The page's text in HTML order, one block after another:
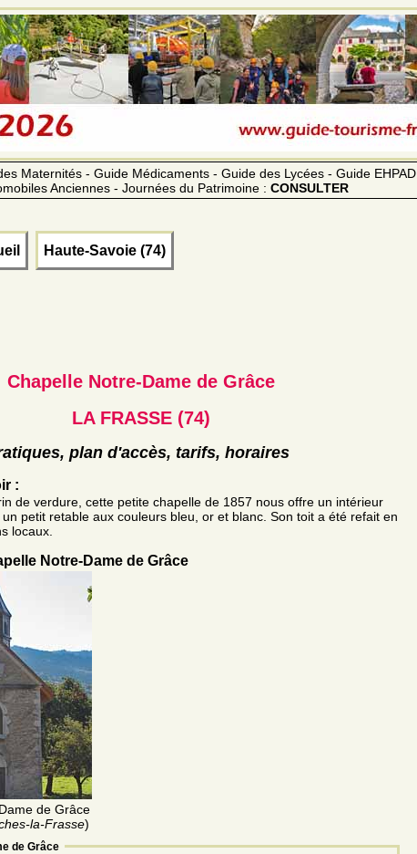
Maternités - Guide Médicaments - Guide des Lycées - Guide EHPAD
Anciennes - Journées du Patrimoine : CONSULTER
Haute-Savoie (74)
Chapelle Notre-Dame de Grâce
LA FRASSE (74)
plan d'accès, tarifs, horaires
:
de verdure, cette petite chapelle de 1857 nous offre un intérieur
petit retable aux couleurs bleu, or et blanc. Son toit a été refait en
locaux.
Notre-Dame de Grâce
de Grâce
la-Frasse)
de Grâce